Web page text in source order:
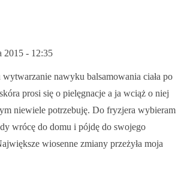
2015 - 12:35
nawyku balsamowania ciała po
prosi się o pielęgnacje a ja wciąż o niej
niewiele potrzebuję. Do fryzjera wybieram
wrócę do domu i pójdę do swojego
wiosenne zmiany przeżyła moja